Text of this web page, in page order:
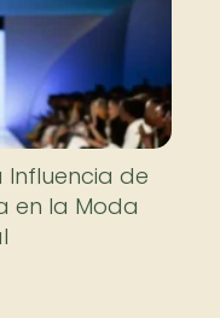
Influencia de
en la Moda